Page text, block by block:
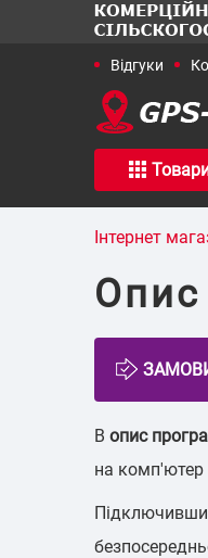
+38
Інтернет
Опис
В опис
на комп'ютер